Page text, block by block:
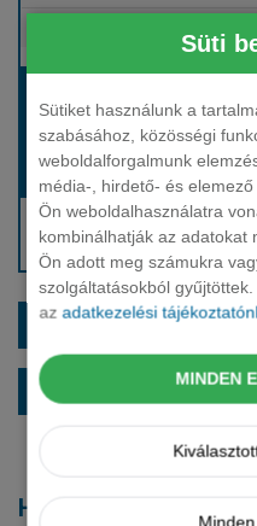
Süti
Sütiket használunk a
szabásához, közösségi
weboldalforgalmunk
média-, hirdető- és
Ön weboldalhasználatra
kombinálhatják az adatokat
Ön adott meg számukra
szolgáltatásokból
azadatkezelési
MINDEN
Hívjon:
Kérjen
EXTRÁK ÉS SZÍNEK
ALAPFELSZERELTSÉG
Hasonló modellek